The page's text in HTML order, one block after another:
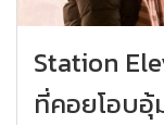
Station
ที่คอยโอบอุ้